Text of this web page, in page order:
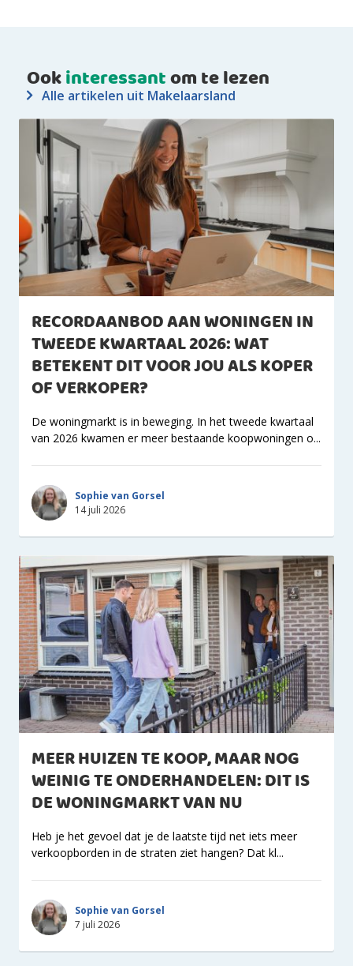
Ookinteressantom te lezen
Alle artikelen uit Makelaarsland
RECORDAANBOD AAN WONINGEN IN
TWEEDE KWARTAAL 2026: WAT
BETEKENT DIT VOOR JOU ALS KOPER
OF VERKOPER?
De woningmarkt is in beweging. In het tweede kwartaal
van 2026 kwamen er meer bestaande koopwoningen o...
Sophie van Gorsel
14 juli 2026
MEER HUIZEN TE KOOP, MAAR NOG
WEINIG TE ONDERHANDELEN: DIT IS
DE WONINGMARKT VAN NU
Heb je het gevoel dat je de laatste tijd net iets meer
verkoopborden in de straten ziet hangen? Dat kl...
Sophie van Gorsel
7 juli 2026